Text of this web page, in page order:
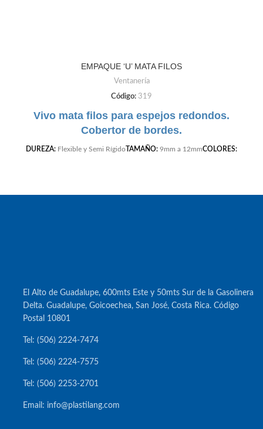
EMPAQUE ‘U’ MATA FILOS
Ventanería
Código: 319
Vivo mata filos para espejos redondos.
Cobertor de bordes.
DUREZA: Flexible y Semi RígidoTAMAÑO: 9mm a 12mmCOLORES:
El Alto de Guadalupe, 600mts Este y 50mts Sur de la Gasolinera
Delta. Guadalupe, Goicoechea, San José, Costa Rica. Código
Postal 10801
Tel: (506) 2224-7474
Tel: (506) 2224-7575
Tel: (506) 2253-2701
Email: info@plastilang.com